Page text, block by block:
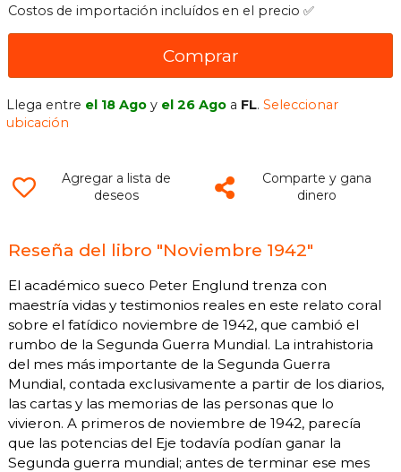
Costos de importación incluídos en el precio ✅
Comprar
Llega entre el 18 Ago y el 26 Ago a FL.Seleccionar
ubicación
Agregar a lista de
deseos
Comparte y gana
dinero
Reseña del libro "Noviembre 1942"
El académico sueco Peter Englund trenza con
maestría vidas y testimonios reales en este relato coral
sobre el fatídico noviembre de 1942, que cambió el
rumbo de la Segunda Guerra Mundial. La intrahistoria
del mes más importante de la Segunda Guerra
Mundial, contada exclusivamente a partir de los diarios,
las cartas y las memorias de las personas que lo
vivieron. A primeros de noviembre de 1942, parecía
que las potencias del Eje todavía podían ganar la
Segunda guerra mundial; antes de terminar ese mes